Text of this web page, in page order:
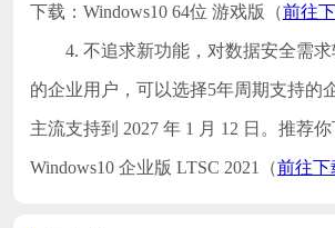
下载：Windows10 64位 游戏版（前往
4. 不追求新功能，对数据安全需求
的企业用户，可以选择5年周期支持的
主流支持到 2027 年 1 月 12 日。推荐你
Windows10 企业版 LTSC 2021（前往下